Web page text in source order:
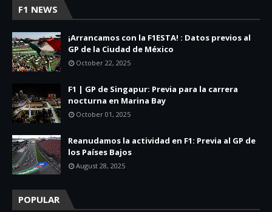
F1 NEWS
¡Arrancamos con la F1ESTA! : Datos previos al
GP de la Ciudad de México
October 22, 2025
F1 | GP de Singapur: Previa para la carrera
nocturna en Marina Bay
October 01, 2025
Reanudamos la actividad en F1: Previa al GP de
los Países Bajos
August 28, 2025
POPULAR